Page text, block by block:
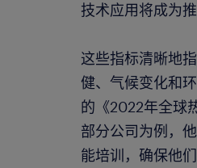
技术应用将成为
这些指标清晰地
健、气候变化和
的《2022年全球
部分公司为例，
能培训，确保他